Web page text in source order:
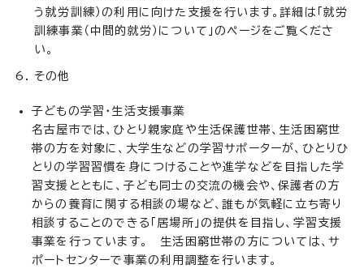
う就労訓練）の利用に向けた支援を行います。詳細は「就労
訓練事業（中間的就労）について」のページをご覧くださ
い。
その他
子どもの学習・生活支援事業
名古屋市では、ひとり親家庭や生活保護世帯、生活困窮世
帯の方を対象に、大学生などの学習サポーターが、ひとりひ
とりの学習習慣を身につけることや進学などを目指した学
習支援とともに、子ども同士の交流の機会や、保護者の方
からの養育に関する相談の場など、誰もが気軽に立ち寄り
相談することのできる「居場所」の提供を目指し、学習支援
事業を行っています。 生活困窮世帯の方については、サ
ポートセンターで事業の利用調整を行います。